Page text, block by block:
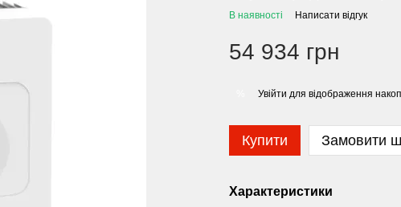
В наявності Написати відгук
54 934 грн
Увійти для відображення
Купити Замовити
Характеристики